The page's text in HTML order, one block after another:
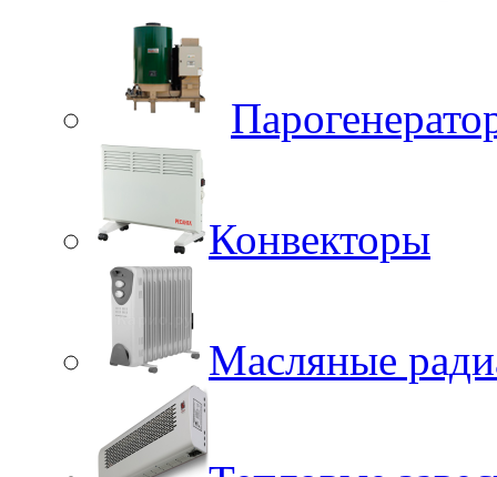
Конвекторы
Масляные